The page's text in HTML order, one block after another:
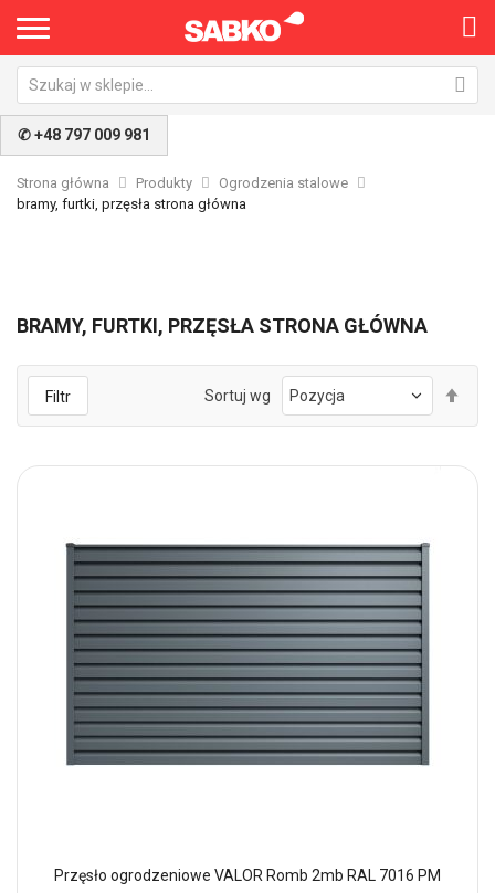
✆ +48 797 009 981
Strona główna Produkty
Ogrodzenia stalowe
bramy, furtki, przęsła strona główna
BRAMY, FURTKI, PRZĘSŁA STRONA GŁÓWNA
Filtr Sortuj wg
Przęsło ogrodzeniowe VALOR Romb 2mb RAL 7016 PM